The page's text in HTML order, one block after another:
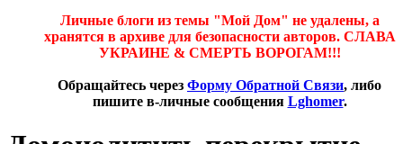
Личные блоги из темы "Мой Дом" не удалены, а
хранятся в архиве для безопасности авторов. СЛАВА
УКРАИНЕ & СМЕРТЬ ВОРОГАМ!!!
Обращайтесь через Форму Обратной Связи, либо
пишите в-личные сообщения Lghomer.